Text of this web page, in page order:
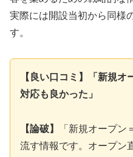
実際には開設当初から同様
す。
【良い口コミ】「新規オ
対応も良かった」
【論破】
「新規オープ
流す情報です。オープン